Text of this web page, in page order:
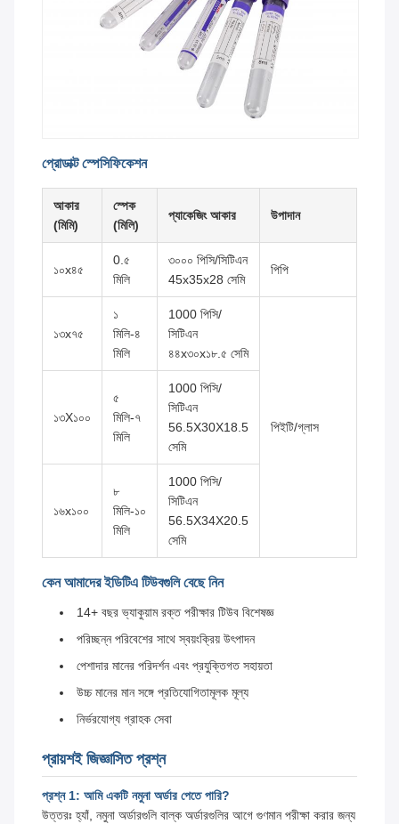
প্রোডাক্ট স্পেসিফিকেশন
আকার
(মিমি)
স্পেক
(মিলি)
প্যাকেজিং আকার উপাদান
১০x৪৫
0.৫
মিলি
৩০০০ পিসি/সিটিএন
45x35x28 সেমি
পিপি
১৩x৭৫
১
মিলি-৪
মিলি
1000 পিসি/
সিটিএন
৪৪x৩০x১৮.৫ সেমি
পিইটি/গ্লাস
১৩X১০০
৫
মিলি-৭
মিলি
1000 পিসি/
সিটিএন
56.5X30X18.5
সেমি
১৬x১০০
৮
মিলি-১০
মিলি
1000 পিসি/
সিটিএন
56.5X34X20.5
সেমি
কেন আমাদের ইডিটিএ টিউবগুলি বেছে নিন
14+ বছর ভ্যাকুয়াম রক্ত পরীক্ষার টিউব বিশেষজ্ঞ
পরিচ্ছন্ন পরিবেশের সাথে স্বয়ংক্রিয় উৎপাদন
পেশাদার মানের পরিদর্শন এবং প্রযুক্তিগত সহায়তা
উচ্চ মানের মান সঙ্গে প্রতিযোগিতামূলক মূল্য
নির্ভরযোগ্য গ্রাহক সেবা
প্রায়শই জিজ্ঞাসিত প্রশ্ন
প্রশ্ন 1: আমি একটি নমুনা অর্ডার পেতে পারি?
উত্তরঃ হ্যাঁ, নমুনা অর্ডারগুলি বাল্ক অর্ডারগুলির আগে গুণমান পরীক্ষা করার জন্য